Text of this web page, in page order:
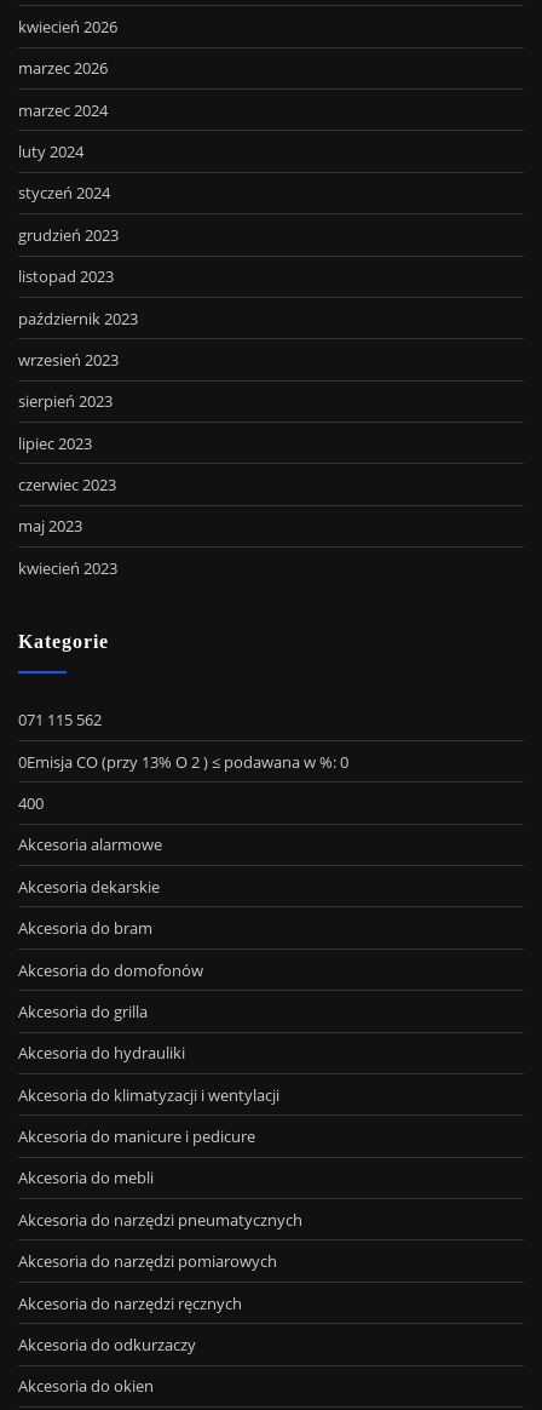
kwiecień 2026
marzec 2026
marzec 2024
luty 2024
styczeń 2024
grudzień 2023
listopad 2023
październik 2023
wrzesień 2023
sierpień 2023
lipiec 2023
czerwiec 2023
maj 2023
kwiecień 2023
Kategorie
071 115 562
0Emisja CO (przy 13% O 2 ) ≤ podawana w %: 0
400
Akcesoria alarmowe
Akcesoria dekarskie
Akcesoria do bram
Akcesoria do domofonów
Akcesoria do grilla
Akcesoria do hydrauliki
Akcesoria do klimatyzacji i wentylacji
Akcesoria do manicure i pedicure
Akcesoria do mebli
Akcesoria do narzędzi pneumatycznych
Akcesoria do narzędzi pomiarowych
Akcesoria do narzędzi ręcznych
Akcesoria do odkurzaczy
Akcesoria do okien